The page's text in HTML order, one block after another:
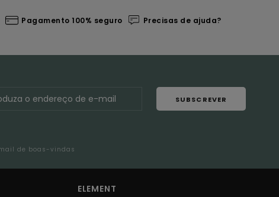
Pagamento 100% seguro Precisas de ajuda?
SUBSCREVER
de boas-vindas
ELEMENT